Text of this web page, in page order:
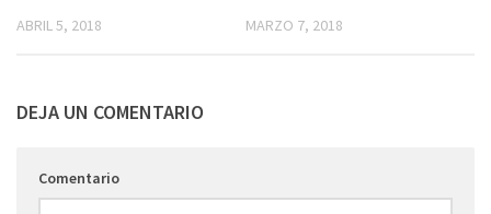
ABRIL 5, 2018 MARZO 7, 2018
DEJA UN COMENTARIO
Comentario